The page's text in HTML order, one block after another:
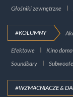
Głośniki zewnętrzne
#KOLUMNY
Efektowe Kino
Soundbary
#WZMACNIACZE &